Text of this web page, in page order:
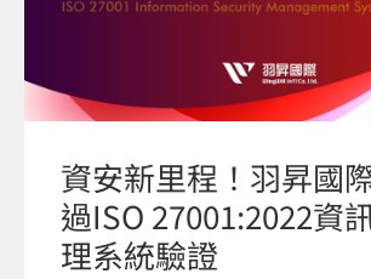
資安新里程！羽昇國
過ISO 27001:2022資
理系統驗證